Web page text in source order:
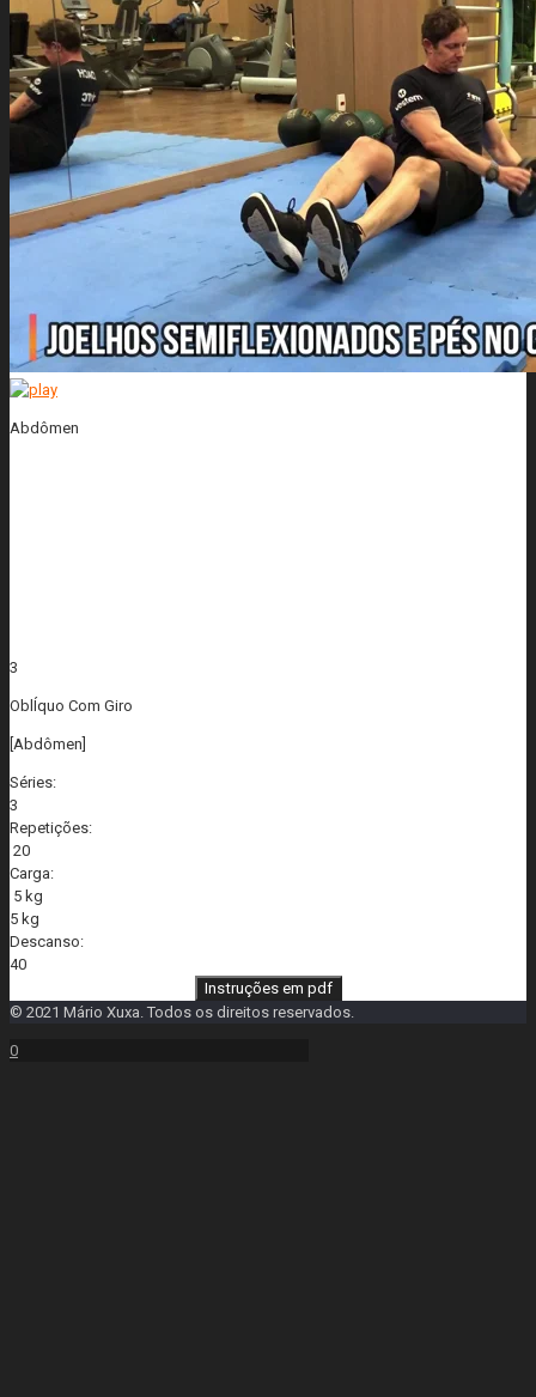
Abdômen
3
OblÍquo Com Giro
[Abdômen]
Séries:
3
Repetições:
20
Carga:
5 kg
5 kg
Descanso:
40
Instruções em pdf
© 2021 Mário Xuxa. Todos os direitos reservados.
0